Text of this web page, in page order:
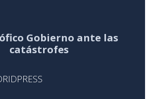
Gobierno ante las
catástrofes